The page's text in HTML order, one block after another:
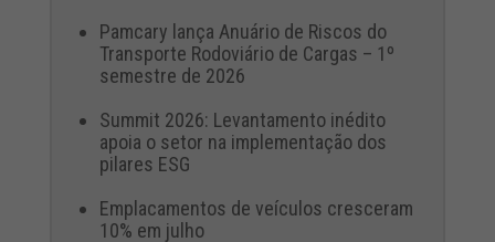
Pamcary lança Anuário de Riscos do
Transporte Rodoviário de Cargas – 1º
semestre de 2026
Summit 2026: Levantamento inédito
apoia o setor na implementação dos
pilares ESG
Emplacamentos de veículos cresceram
10% em julho